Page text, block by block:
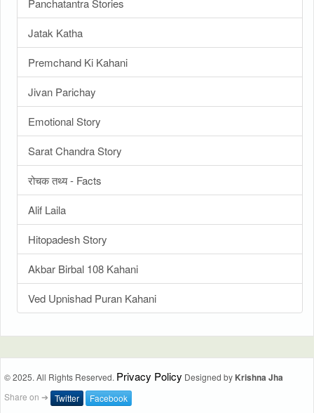
Panchatantra Stories
Jatak Katha
Premchand Ki Kahani
Jivan Parichay
Emotional Story
Sarat Chandra Story
रोचक तथ्य - Facts
Alif Laila
Hitopadesh Story
Akbar Birbal 108 Kahani
Ved Upnishad Puran Kahani
© 2025. All Rights Reserved. Privacy Policy Designed by Krishna Jha
Share on ➔ Twitter Facebook